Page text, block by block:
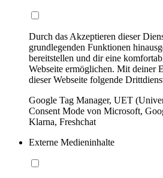
Durch das Akzeptieren dieser
grundlegenden Funktionen
bereitstellen und dir eine
Webseite ermöglichen. Mit deiner
dieser Webseite folgende
Google Tag Manager, UET
Consent Mode von Microsoft,
Klarna, Freshchat
Externe Medieninhalte